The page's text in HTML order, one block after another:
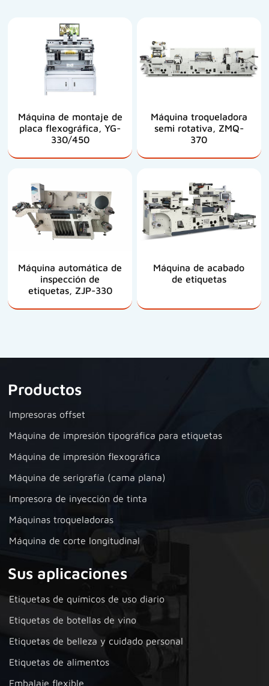
Máquina de montaje de
placa flexográfica, YG-
330/450
Máquina troqueladora
semi rotativa, ZMQ-
370
Máquina automática de
inspección de
etiquetas, ZJP-330
Máquina de acabado
de etiquetas
Productos
Impresoras offset
Máquina de impresión tipográfica para etiquetas
Máquina de impresión flexográfica
Máquina de serigrafía (cama plana)
Impresora de inyección de tinta
Máquinas troqueladoras
Máquina de corte longitudinal
Sus aplicaciones
Etiquetas de químicos de uso diario
Etiquetas de botellas de vino
Etiquetas de belleza y cuidado personal
Etiquetas de alimentos
Embalaje flexible